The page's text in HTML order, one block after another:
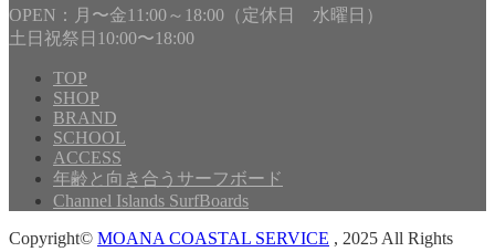
探
す
OPEN：月〜金11:00～18:00（定休日 水曜日）
土日祝祭日10:00〜18:00
TOP
SHOP
BRAND
SCHOOL
ACCESS
年齢と向き合うサーフボード
Channel Islands SurfBoards
Copyright© MOANA COASTAL SERVICE , 2025 All Rights